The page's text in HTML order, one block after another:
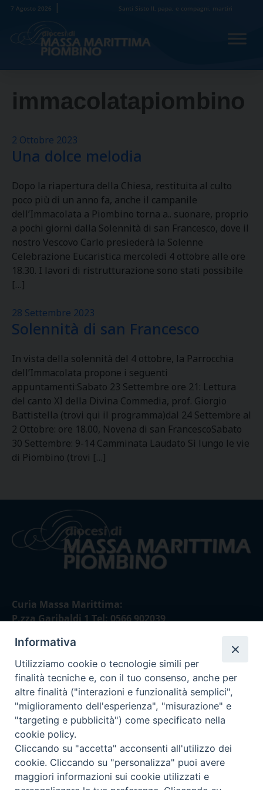
Skip
content
7 Agosto 2026 Santi Sisto II, papa, e compagni, martiri
immacolatapiombino
2 Ottobre 2023
Una dolce melodia
Dopo la riapertura della Chiesa, restituita al culto
poco più di un anno fa, anche il campanile
dell’Immacolata a Piombino torna a.. suonare, proprio
a pochi giorni dalla Solennità di san Francesco, dove il
nostro Vescovo Carlo presiederà la Solenne
Celebrazione Eucaristica mercoledì 4 ottobre alle ore
18.30. I lavori di ristrutturazione sono stati possibile
[…]
28 Settembre 2023
Solennità di san Francesco
In vista della solennità del 4 ottobre, la Parrocchia
dell’Immacolata propone i seguenti
appuntamenti:Sabato 23 Settembre ore 21: Lettura
del canto XI della Divina Commedia, prof. Giorgio
Battistella (trovi qui il programma)dal 24 Settembre al
2 Ottobre: ore 18.00, Novena di san FrancescoSabato
30 Settembre: 9-14 Camminata Laudato Sì lungo le vie
di Piombino (trovi […]
Curia Massa Marittima:
P.zza Garibaldi 1 Tel: 0566 902039
Curia Piombino:
Via Don Minzoni,58/A Tel e Fax: 0565 32036
E-mail:
curia@diocesimassamarittima.it
Informativa
Utilizziamo cookie o tecnologie simili per
finalità tecniche e, con il tuo consenso, anche per
altre finalità ("interazioni e funzionalità semplici",
"miglioramento dell'esperienza", "misurazione" e
"targeting e pubblicità") come specificato nella
cookie policy.
Cliccando su "accetta" acconsenti all'utilizzo dei
cookie. Cliccando su "personalizza" puoi avere
maggiori informazioni sui cookie utilizzati e